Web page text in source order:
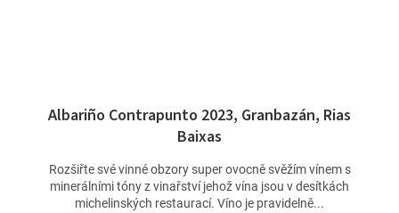
Albariño Contrapunto 2023, Granbazán, Rias
Baixas
Rozšiřte své vinné obzory super ovocně svěžím vínem s
minerálními tóny z vinařství jehož vína jsou v desítkách
michelinských restaurací. Víno je pravidelně...